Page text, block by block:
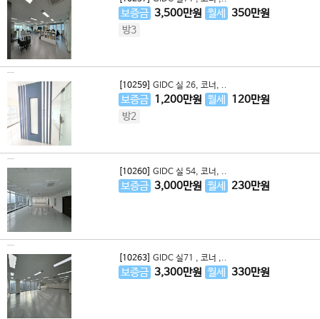
보증금 3,500만원 월세 350만원
방3
[10259] GIDC 실 26, 코너, ..
보증금 1,200만원 월세 120만원
방2
[10260] GIDC 실 54, 코너, ..
보증금 3,000만원 월세 230만원
[10263] GIDC 실71 , 코너 ,..
보증금 3,300만원 월세 330만원